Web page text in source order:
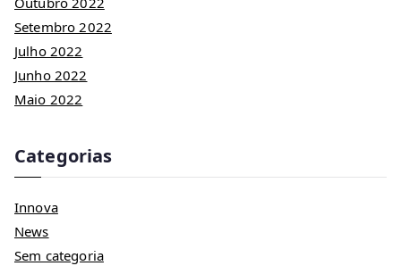
Setembro 2022
Julho 2022
Junho 2022
Maio 2022
Categorias
Innova
News
Sem categoria